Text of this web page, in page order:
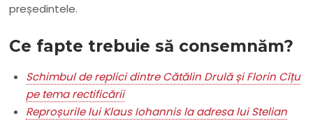
președintele.
Ce fapte trebuie să consemnăm?
Schimbul de replici dintre Cătălin Drulă și Florin Cîțu
pe tema rectificării
Reproșurile lui Klaus Iohannis la adresa lui Stelian